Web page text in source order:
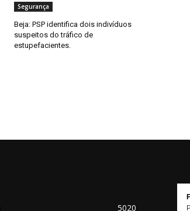
Segurança
Beja: PSP identifica dois indivíduos
suspeitos do tráfico de
estupefacientes.
5020